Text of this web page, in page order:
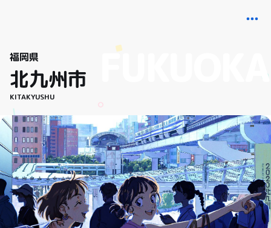
福岡県
北九州市
KITAKYUSHU